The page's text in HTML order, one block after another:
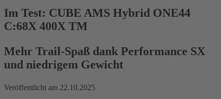
Im Test: CUBE AMS Hybrid ONE44
C:68X 400X TM
Mehr Trail-Spaß dank Performance SX
und niedrigem Gewicht
Veröffentlicht am 22.10.2025